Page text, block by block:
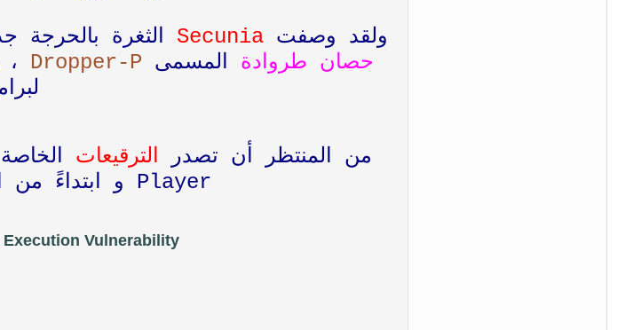
ولقد وصفتSecunia
الثغرة بالحرجة
حصان طروادة المسمى
،
من المنتظر أن تصدر الترقيعات
Player و ابتداءً من الـ
Vulnerability